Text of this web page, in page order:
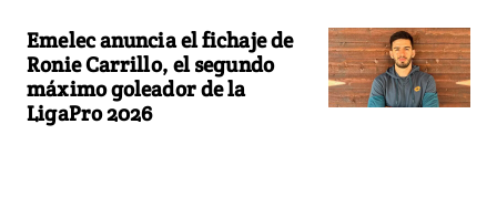
Emelec anuncia el fichaje de
Ronie Carrillo, el segundo
máximo goleador de la
LigaPro 2026